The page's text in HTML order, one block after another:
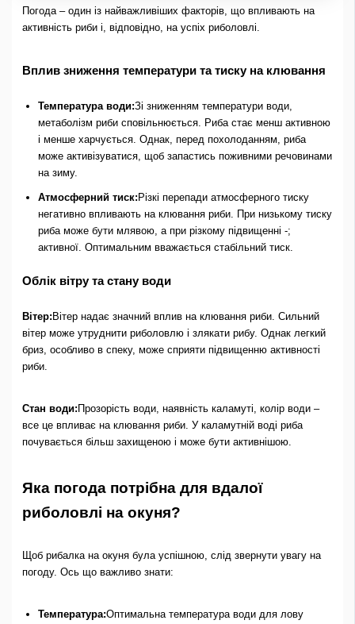
Погода – один із найважливіших факторів, що впливають на
активність риби і, відповідно, на успіх риболовлі.
Вплив зниження температури та тиску на клювання
Температура води:Зі зниженням температури води,
метаболізм риби сповільнюється. Риба стає менш активною
і менше харчується. Однак, перед похолоданням, риба
може активізуватися, щоб запастись поживними речовинами
на зиму.
Атмосферний тиск: Різкі перепади атмосферного тиску
негативно впливають на клювання риби. При низькому тиску
риба може бути млявою, а при різкому підвищенні -;
активної. Оптимальним вважається стабільний тиск.
Облік вітру та стану води
Вітер: Вітер надає значний вплив на клювання риби. Сильний
вітер може утруднити риболовлю і злякати рибу. Однак легкий
бриз, особливо в спеку, може сприяти підвищенню активності
риби.
Стан води: Прозорість води, наявність каламуті, колір води –
все це впливає на клювання риби. У каламутній воді риба
почувається більш захищеною і може бути активнішою.
Яка погода потрібна для вдалої
риболовлі на окуня?
Щоб рибалка на окуня була успішною, слід звернути увагу на
погоду. Ось що важливо знати:
Температура:Оптимальна температура води для лову